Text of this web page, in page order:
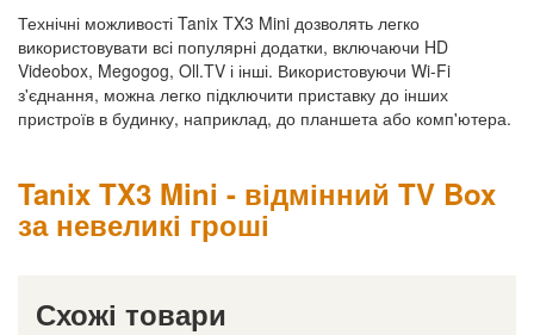
Технічні можливості Tanix TX3 Mini дозволять легко
використовувати всі популярні додатки, включаючи HD
Videobox, Megogog, Oll.TV і інші. Використовуючи Wi-Fi
з'єднання, можна легко підключити приставку до інших
пристроїв в будинку, наприклад, до планшета або комп'ютера.
Tanix TX3 Mini - відмінний TV Box
за невеликі гроші
Схожі товари